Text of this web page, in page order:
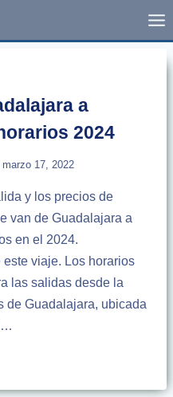
a
2024
marzo 17, 2022
y los precios de
van de Guadalajara a
en el 2024.
viaje. Los horarios
las salidas desde la
de Guadalajara, ubicada